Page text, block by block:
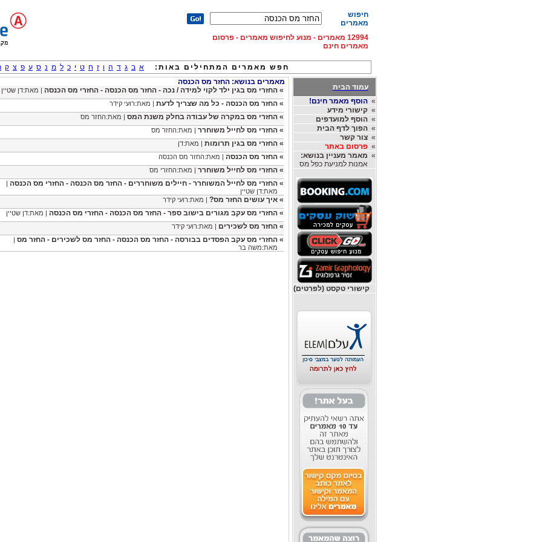
חיפוש
מאמרים
12994 מאמרים - מנוע לחיפוש מאמרים - פרסום
מאמרים חינם
חפש מאמרים המתחילים באות: א ב ג ד ה ו ז ח ט י כ ל מ נ ס ע פ צ ק
עמוד הבית
»הוסף מאמר חינם!
»קישורי מידע
»הוסף למועדפים
»הפוך לדף הבית
»צור קשר
»פרסום באתר
» מאמר מעניין בנושא:
אמנות למניעת כפל מס
קישורי טקסט (לפרטים)
מאמרים בנושא: החזר מס הכנסה
» החזרי מס בגין ילד לקוי למידה / נכה - החזר מס הכנסה - החזרי מס הכנסה | מאת:דן שטיין
» החזר מס הכנסה - כל מה שצריך לדעת | מאת:רועי קידר
» החזרי מס במקרה של עבודה בחלק משנת המס | מאת:החזר מס
» החזרי מס לחייל משוחרר | מאת:החזר מס
» החזרי מס בגין תרומות | מאת:דן
» החזר מס הכנסה | מאת:החזר מס הכנסה
» החזרי מס לחייל משוחרר | מאת:החזרי מס
» החזרי מס לחייל המשוחרר - חיילים משוחררים - החזר מס הכנסה - החזרי מס הכנסה |
מאת:דן שטיין
» איך עושים החזר מס? | מאת:רועי קידר
» החזרי מס עקב מגורים בישוב ספר - החזר מס הכנסה - החזרי מס הכנסה | מאת:דן שטיין
» החזר מס לשכירים | מאת:רועי קידר
» החזרי מס עקב הפסדים בבורסה - החזר מס הכנסה - החזר מס לשכירים - החזר מס |
מאת:משה בר